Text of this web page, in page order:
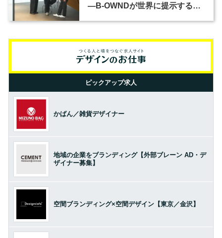
―B-OWNDが世界に提示する美
ピックアップ求人
かばん／雑貨デザイナー
地域の企業をブランディング【外部ブレーン AD・デ
ザイナー募集】
空間ブランディング×空間デザイン【東京／金沢】